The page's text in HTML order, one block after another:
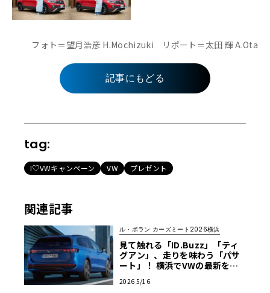
フォト＝望月浩彦 H.Mochizuki リポート＝太田 輝 A.Ota
記事にもどる
tag:
I♡VWキャンペーン VW プレゼント
関連記事
ル・ボラン カーズミート2026横浜
見て触れる「ID.Buzz」「ティ
グアン」、走りを味わう「パサ
ート」！ 横浜でVWの最新をフ
ト2026横浜】
2026 5/16